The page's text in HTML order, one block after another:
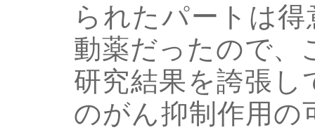
られたパートは
動薬だったので、
研究結果を誇張し
のがん抑制作用の